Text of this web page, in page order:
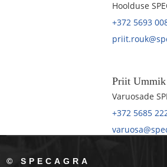
Hoolduse
+372 5693
Priit Ummik
Varuosade
+372 5685
© SPECAGRA